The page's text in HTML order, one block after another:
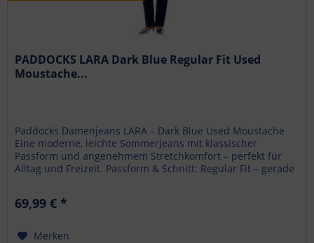
PADDOCKS LARA Dark Blue Regular Fit Used
Moustache...
Paddocks Damenjeans LARA – Dark Blue Used Moustache
Eine moderne, leichte Sommerjeans mit klassischer
Passform und angenehmem Stretchkomfort – perfekt für
Alltag und Freizeit. Passform & Schnitt: Regular Fit – gerade
69,99 € *
Merken